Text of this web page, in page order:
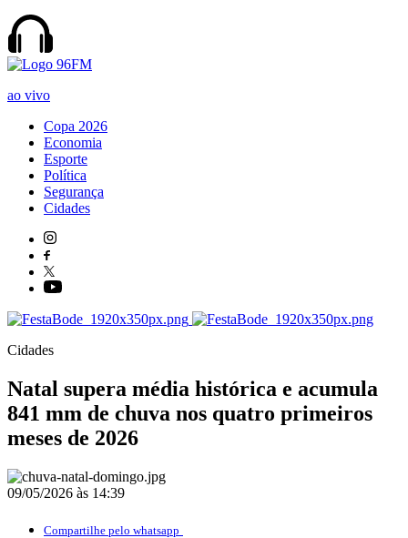
ao vivo
Copa 2026
Economia
Esporte
Política
Segurança
Cidades
Cidades
Natal supera média histórica e acumula
841 mm de chuva nos quatro primeiros
meses de 2026
09/05/2026 às 14:39
Compartilhe pelo whatsapp